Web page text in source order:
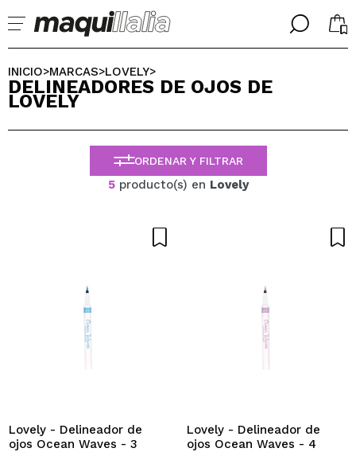
╳
Ya soy #maquilover, tengo cuenta
BIENVENIDX!
No tengo cuenta aquí
pedidos y consultar tus operaciones anteriores.
╳
SELECCIONA TU IDIOMA
ENGLISH
FRANCES
ALEMAN
ITALIANO
INICIO>MARCAS>LOVELY>
DELINEADORES DE OJOS DE
LOVELY
ORDENAR Y FILTRAR
5producto(s) en Lovely
Lovely - Delineador de
ojos Ocean Waves - 3
Lovely - Delineador de
ojos Ocean Waves - 4